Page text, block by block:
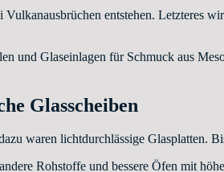
entstehen. Letzteres
und Glaseinlagen für Schmuck aus
Glasscheiben
waren lichtdurchlässige
Rohstoffe und bessere Öfen mit